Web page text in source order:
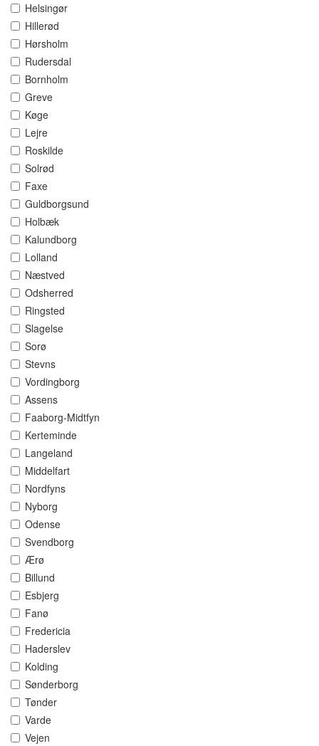
Helsingør
Hillerød
Hørsholm
Rudersdal
Bornholm
Greve
Køge
Lejre
Roskilde
Solrød
Faxe
Guldborgsund
Holbæk
Kalundborg
Lolland
Næstved
Odsherred
Ringsted
Slagelse
Sorø
Stevns
Vordingborg
Assens
Faaborg-Midtfyn
Kerteminde
Langeland
Middelfart
Nordfyns
Nyborg
Odense
Svendborg
Ærø
Billund
Esbjerg
Fanø
Fredericia
Haderslev
Kolding
Sønderborg
Tønder
Varde
Vejen